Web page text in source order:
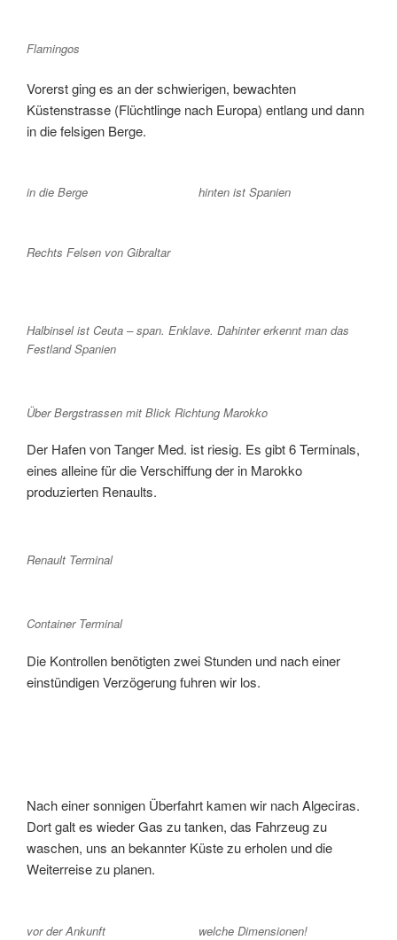
Flamingos
Vorerst ging es an der schwierigen, bewachten
Küstenstrasse (Flüchtlinge nach Europa) entlang und dann
in die felsigen Berge.
in die Berge hinten ist Spanien
Rechts Felsen von Gibraltar
Halbinsel ist Ceuta – span. Enklave. Dahinter erkennt man das
Festland Spanien
Über Bergstrassen mit Blick Richtung Marokko
Der Hafen von Tanger Med. ist riesig. Es gibt 6 Terminals,
eines alleine für die Verschiffung der in Marokko
produzierten Renaults.
Renault Terminal
Container Terminal
Die Kontrollen benötigten zwei Stunden und nach einer
einstündigen Verzögerung fuhren wir los.
Nach einer sonnigen Überfahrt kamen wir nach Algeciras.
Dort galt es wieder Gas zu tanken, das Fahrzeug zu
waschen, uns an bekannter Küste zu erholen und die
Weiterreise zu planen.
vor der Ankunft welche Dimensionen!